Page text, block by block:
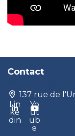
Contact
137 rue de
Lin
ke
din
Yo
ut
ub
e
Mentions légales